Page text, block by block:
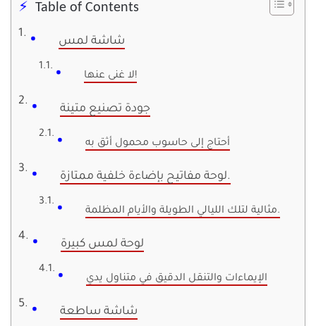
Table of Contents
شاشة لمس
لا غنى عنها!
جودة تصنيع متينة
أحتاج إلى حاسوب محمول أثق به
لوحة مفاتيح بإضاءة خلفية ممتازة.
مثالية لتلك الليالي الطويلة والأيام المظلمة.
لوحة لمس كبيرة
الإيماءات والتنقل الدقيق في متناول يدي
شاشة ساطعة